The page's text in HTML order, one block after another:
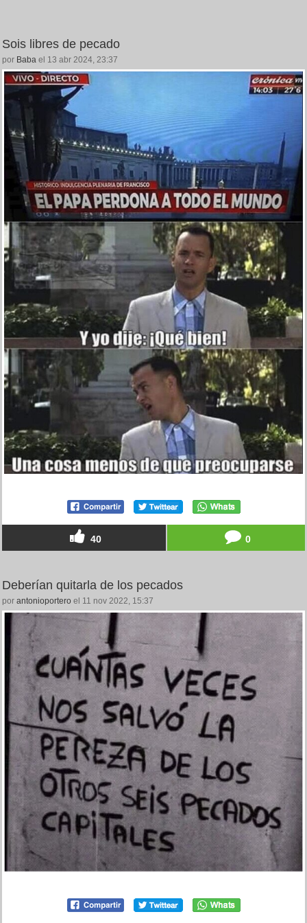
Sois libres de pecado
por Baba el 13 abr 2024, 23:37
40 0
Deberían quitarla de los pecados
por antonioportero el 11 nov 2022, 15:37